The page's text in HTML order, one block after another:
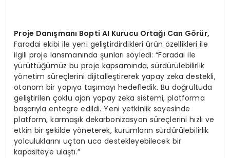
Proje Danışmanı Bopti AI Kurucu Ortağı Can Görür,
Faradai ekibi ile yeni geliştirdirdikleri ürün özellikleri ile
ilgili proje lansmanında şunları söyledi: “Faradai ile
yürüttüğümüz bu proje kapsamında, sürdürülebilirlik
yönetim süreçlerini dijitalleştirerek yapay zeka destekli,
otonom bir yapıya taşımayı hedefledik. Bu doğrultuda
geliştirilen çoklu ajan yapay zeka sistemi, platforma
başarıyla entegre edildi. Yeni yetkinlik sayesinde
platform, karmaşık dekarbonizasyon süreçlerini hızlı ve
etkin bir şekilde yöneterek, kurumların sürdürülebilirlik
yolculuklarını uçtan uca destekleyebilecek bir
kapasiteye ulaştı.”